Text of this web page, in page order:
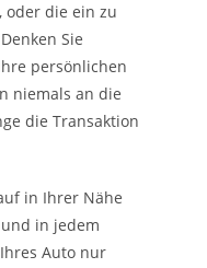
oder die ein zu
Sie
persönlichen
niemals an die
die Transaktion
in Ihrer Nähe
in jedem
Auto nur